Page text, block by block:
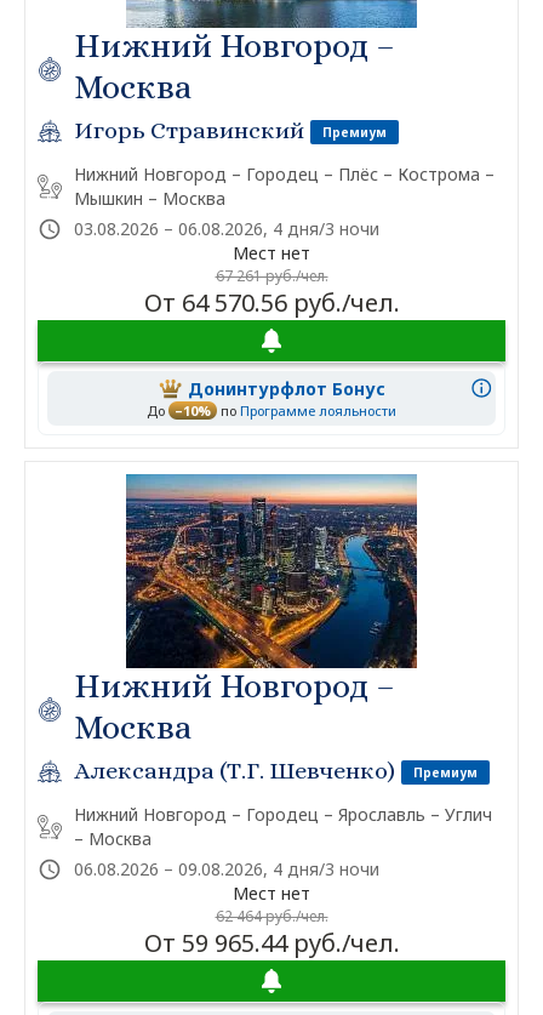
Нижний Новгород –
Москва
Игорь Стравинский Премиум
Нижний Новгород – Городец – Плёс – Кострома –
Мышкин – Москва
03.08.2026 – 06.08.2026, 4 дня/3 ночи
Мест нет
67 261 руб./чел.
От 64 570.56 руб./чел.
Донинтурфлот Бонус
До –10% по Программе лояльности
Нижний Новгород –
Москва
Александра (Т.Г. Шевченко) Премиум
Нижний Новгород – Городец – Ярославль – Углич
– Москва
06.08.2026 – 09.08.2026, 4 дня/3 ночи
Мест нет
62 464 руб./чел.
От 59 965.44 руб./чел.